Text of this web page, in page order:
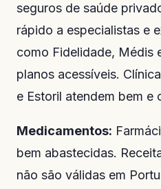
seguros de saúde
rápido a especialistas e
como Fidelidade, Médis
planos acessíveis.
e Estoril atendem bem e
Medicamentos:
bem abastecidas.
não são válidas em